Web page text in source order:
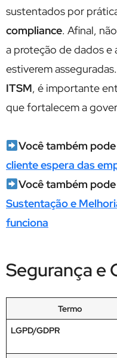
sustentados por
compliance. Afinal,
a proteção de dados
estiverem
ITSM, é importante
que fortalecem a
Você também
cliente espera das
Você também
Sustentação e
funciona
Segurança e
Termo
LGPD/GDPR